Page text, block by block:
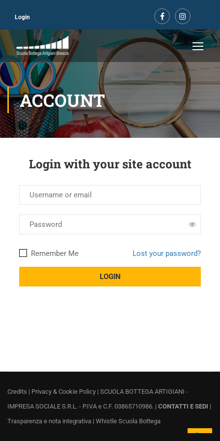
Login
ACCOUNT
Login with your site account
Lost your password?
Remember Me
Credits | Privacy & Cookie Policy | SCUOLA BOTTEGA ARTIGIANI -
IMPRESA SOCIALE S.R.L. - P.IVA e C.F. 03865710986. | CONTATTI E SEDI |
Trasparenza e nota integrativa | Whistle Scuola Bottega